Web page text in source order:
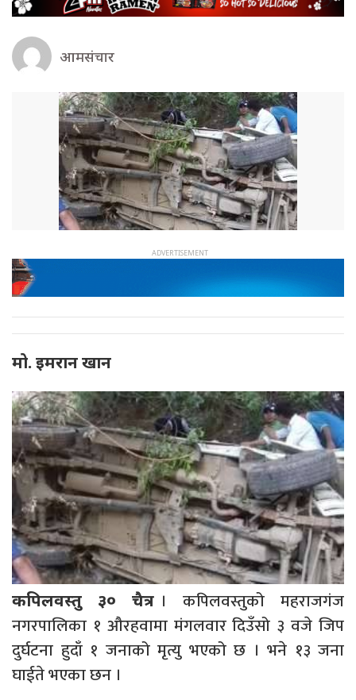
आमसंचार
मो. इमरान खान
कपिलवस्तु ३० चैत्र। कपिलवस्तुको महराजगंज
नगरपालिका १ औरहवामा मंगलवार दिउँसो ३ वजे जिप
दुर्घटना हुदाँ १ जनाको मृत्यु भएको छ । भने १३ जना
घाईते भएका छन ।